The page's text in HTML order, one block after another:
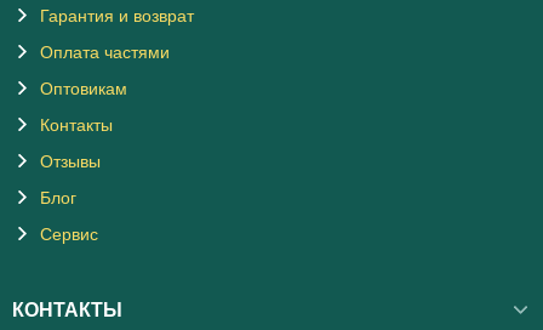
Гарантия и возврат
Оплата частями
Оптовикам
Контакты
Отзывы
Блог
Сервис
КОНТАКТЫ